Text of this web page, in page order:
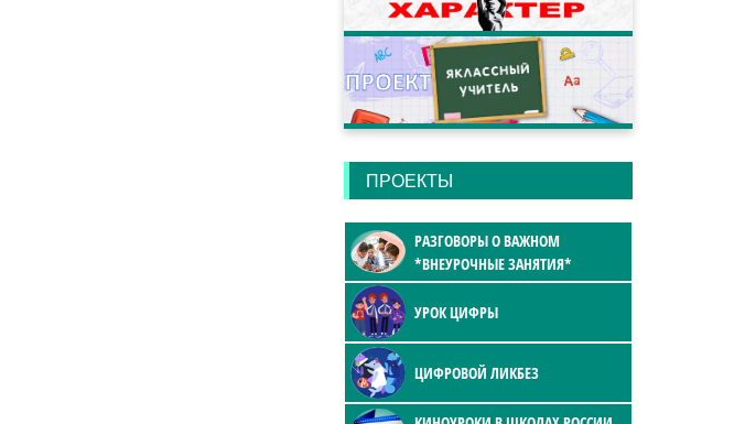
ПРОЕКТЫ
РАЗГОВОРЫ О ВАЖНОМ
*ВНЕУРОЧНЫЕ ЗАНЯТИЯ*
УРОК ЦИФРЫ
ЦИФРОВОЙ ЛИКБЕЗ